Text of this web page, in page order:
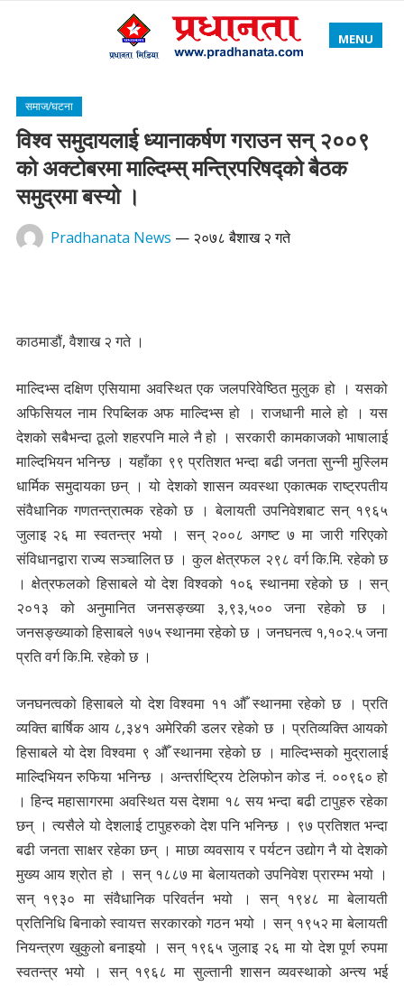
MENU
समाज/घटना
विश्व समुदायलाई ध्यानाकर्षण गराउन सन् २००९
को अक्टोबरमा माल्दिम्स् मन्त्रिपरिषद्को बैठक
समुद्रमा बस्यो ।
Pradhanata News — २०७८ बैशाख २ गते
काठमाडौं, वैशाख २ गते ।
माल्दिभ्स दक्षिण एसियामा अवस्थित एक जलपरिवेष्ठित मुलुक हो । यसको
अफिसियल नाम रिपब्लिक अफ माल्दिभ्स हो । राजधानी माले हो । यस
देशको सबैभन्दा ठूलो शहरपनि माले नै हो । सरकारी कामकाजको भाषालाई
माल्दिभियन भनिन्छ । यहाँका ९९ प्रतिशत भन्दा बढी जनता सुन्नी मुस्लिम
धार्मिक समुदायका छन् । यो देशको शासन व्यवस्था एकात्मक राष्ट्रपतीय
संवैधानिक गणतन्त्रात्मक रहेको छ । बेलायती उपनिवेशबाट सन् १९६५
जुलाइ २६ मा स्वतन्त्र भयो । सन् २००८ अगष्ट ७ मा जारी गरिएको
संविधानद्वारा राज्य सञ्चालित छ । कुल क्षेत्रफल २९८ वर्ग कि.मि. रहेको छ
। क्षेत्रफलको हिसाबले यो देश विश्वको १०६ स्थानमा रहेको छ । सन्
२०१३ को अनुमानित जनसङ्ख्या ३,९३,५०० जना रहेको छ ।
जनसङ्ख्याको हिसाबले १७५ स्थानमा रहेको छ । जनघनत्व १,१०२.५ जना
प्रति वर्ग कि.मि. रहेको छ ।
जनघनत्वको हिसाबले यो देश विश्वमा ११ औँ स्थानमा रहेको छ । प्रति
व्यक्ति बार्षिक आय ८,३४१ अमेरिकी डलर रहेको छ । प्रतिव्यक्ति आयको
हिसाबले यो देश विश्वमा ९ औँ स्थानमा रहेको छ । माल्दिभ्सको मुद्रालाई
माल्दिभियन रुफिया भनिन्छ । अन्तर्राष्ट्रिय टेलिफोन कोड नं. ००९६० हो
। हिन्द महासागरमा अवस्थित यस देशमा १८ सय भन्दा बढी टापुहरु रहेका
छन् । त्यसैले यो देशलाई टापुहरुको देश पनि भनिन्छ । ९७ प्रतिशत भन्दा
बढी जनता साक्षर रहेका छन् । माछा व्यवसाय र पर्यटन उद्योग नै यो देशको
मुख्य आय श्रोत हो । सन् १८८७ मा बेलायतको उपनिवेश प्रारम्भ भयो ।
सन् १९३० मा संवैधानिक परिवर्तन भयो । सन् १९४८ मा बेलायती
प्रतिनिधि बिनाको स्वायत्त सरकारको गठन भयो । सन् १९५२ मा बेलायती
नियन्त्रण खुकुलो बनाइयो । सन् १९६५ जुलाइ २६ मा यो देश पूर्ण रुपमा
स्वतन्त्र भयो । सन् १९६८ मा सुल्तानी शासन व्यवस्थाको अन्त्य भई